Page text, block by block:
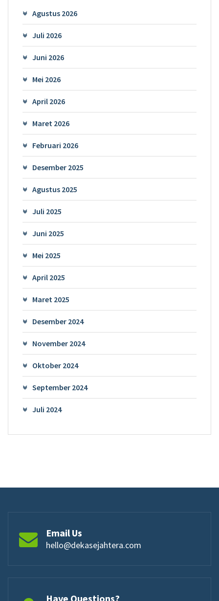
Agustus 2026
Juli 2026
Juni 2026
Mei 2026
April 2026
Maret 2026
Februari 2026
Desember 2025
Agustus 2025
Juli 2025
Juni 2025
Mei 2025
April 2025
Maret 2025
Desember 2024
November 2024
Oktober 2024
September 2024
Juli 2024
Email Us
hello@dekasejahtera.com
Have Questions?